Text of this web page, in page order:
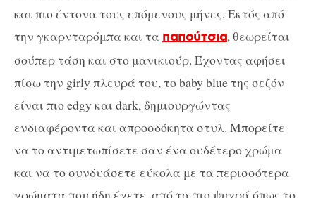
και πιο έντονα τους επόμενους μήνες. Εκτός από
την γκαρνταρόμπα και τα παπούτσια, θεωρείται
σούπερ τάση και στο μανικιούρ. Έχοντας αφήσει
πίσω την girly πλευρά του, το baby blue της σεζόν
είναι πιο edgy και dark, δημιουργώντας
ενδιαφέροντα και απροσδόκητα στυλ. Μπορείτε
να το αντιμετωπίσετε σαν ένα ουδέτερο χρώμα
και να το συνδυάσετε εύκολα με τα περισσότερα
χρώματα που ήδη έχετε, από τα πιο ψυχρά όπως το